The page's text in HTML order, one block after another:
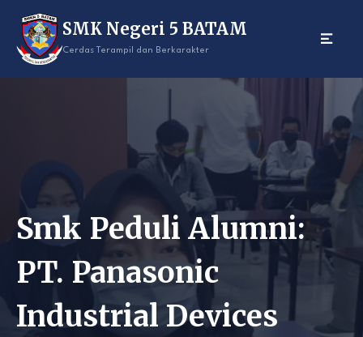
content
SMK Negeri 5 BATAM
Cerdas Terampil dan Berkarakter
Smk Peduli Alumni:
PT. Panasonic
Industrial Devices